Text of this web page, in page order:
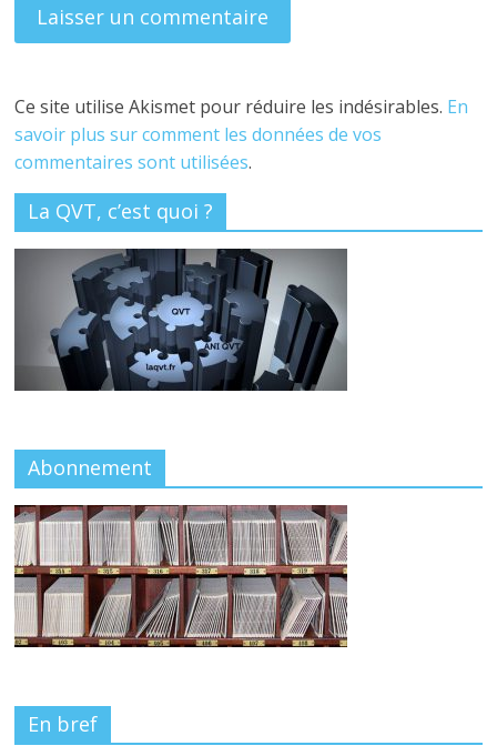
Ce site utilise Akismet pour réduire les indésirables. En
savoir plus sur comment les données de vos
commentaires sont utilisées.
La QVT, c’est quoi ?
Abonnement
En bref